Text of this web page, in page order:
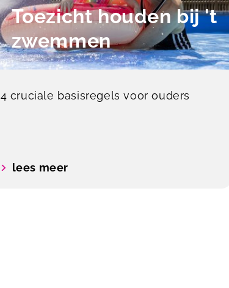
Toezicht houden bij 't
zwemmen
4 cruciale basisregels voor ouders
lees meer